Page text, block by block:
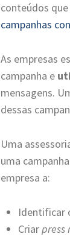
conteúdos
campanhas
As empresas
campanha e
mensagens.
dessas
Uma
uma
empresa a:
Identificar
Criarpress